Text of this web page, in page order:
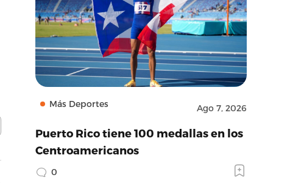
Más Deportes Ago 7, 2026
Puerto Rico tiene 100 medallas en los
Centroamericanos
0